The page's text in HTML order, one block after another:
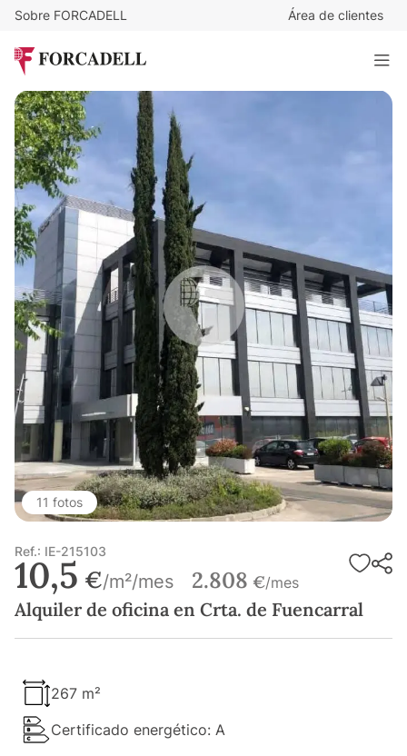
Sobre FORCADELL Área de clientes
Alquiler de oficina en Crta. de Fuencarral
267 m²
11 fotos
Ref.: IE-215103
10,5 €/m²/mes 2.808 €/mes
Alquiler de oficina en Crta. de Fuencarral
267 m²
Certificado energético: A